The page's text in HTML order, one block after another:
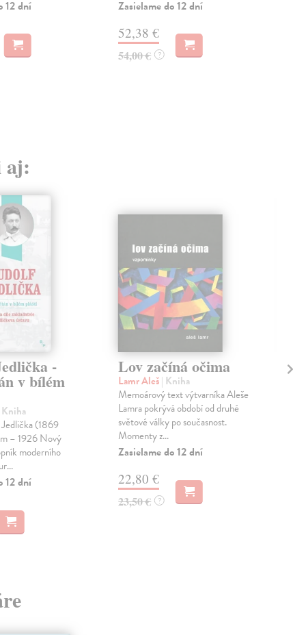
12 dní Zasielame do 12 dní
52,38 €
54,00 € ?
aj:
-
v bílém
Kniha
(1869
– 1926 Nový
moderního
12 dní
Lov začíná očima
Lamr Aleš| Kniha
Memoárový text výtvarníka Aleše
Lamra pokrývá období od druhé
světové války po současnost.
Momenty z...
Zasielame do 12 dní
22,80 €
23,50 € ?